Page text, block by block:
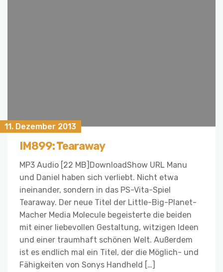
11. Dezember 2013
IM899: Tearaway
MP3 Audio [22 MB]DownloadShow URL Manu
und Daniel haben sich verliebt. Nicht etwa
ineinander, sondern in das PS-Vita-Spiel
Tearaway. Der neue Titel der Little-Big-Planet-
Macher Media Molecule begeisterte die beiden
mit einer liebevollen Gestaltung, witzigen Ideen
und einer traumhaft schönen Welt. Außerdem
ist es endlich mal ein Titel, der die Möglich- und
Fähigkeiten von Sonys Handheld […]